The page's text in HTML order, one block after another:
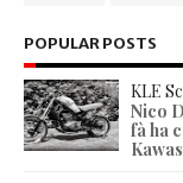
POPULAR POSTS
KLE
Nico
fà ha